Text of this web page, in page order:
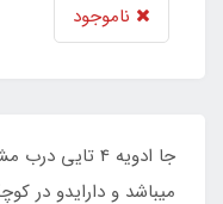
ناموجود
جا ادویه 4
میباشد و دارایدو در